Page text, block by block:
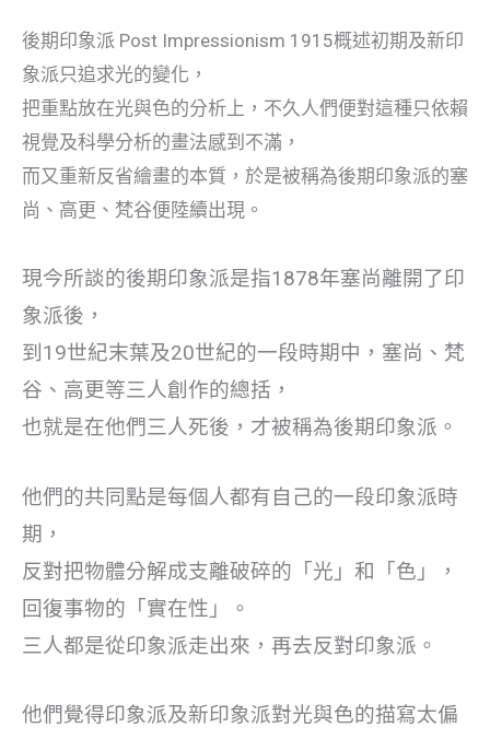
後期印象派 Post Impressionism 1915概述初期及新印
象派只追求光的變化，
把重點放在光與色的分析上，不久人們便對這種只依賴
視覺及科學分析的畫法感到不滿，
而又重新反省繪畫的本質，於是被稱為後期印象派的塞
尚、高更、梵谷便陸續出現。
現今所談的後期印象派是指1878年塞尚離開了印
象派後，
到19世紀末葉及20世紀的一段時期中，塞尚、梵
谷、高更等三人創作的總括，
也就是在他們三人死後，才被稱為後期印象派。
他們的共同點是每個人都有自己的一段印象派時
期，
反對把物體分解成支離破碎的「光」和「色」，
回復事物的「實在性」。
三人都是從印象派走出來，再去反對印象派。
他們覺得印象派及新印象派對光與色的描寫太偏